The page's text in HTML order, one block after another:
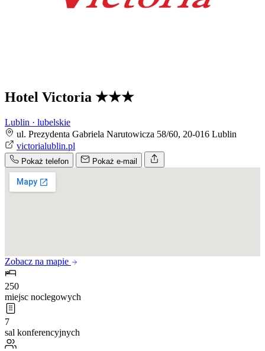
Hotel Victoria ★★★
Lublin · lubelskie
ul. Prezydenta Gabriela Narutowicza 58/60, 20-016 Lublin
victorialublin.pl
Pokaż telefon Pokaż e-mail
Zobacz na mapie
250
miejsc noclegowych
7
sal konferencyjnych